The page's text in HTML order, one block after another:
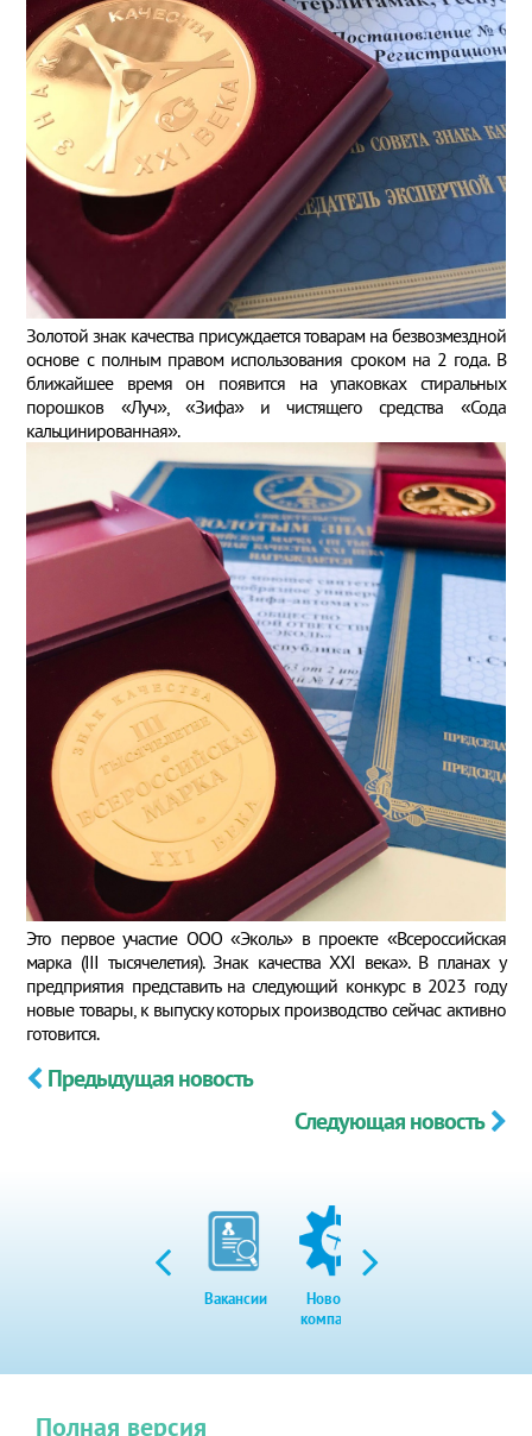
Золотой знак качества присуждается товарам на безвозмездной
основе с полным правом использования сроком на 2 года. В
ближайшее время он появится на упаковках стиральных
порошков «Луч», «Зифа» и чистящего средства «Сода
кальцинированная».
Это первое участие ООО «Эколь» в проекте «Всероссийская
марка (III тысячелетия). Знак качества XXI века». В планах у
предприятия представить на следующий конкурс в 2023 году
новые товары, к выпуску которых производство сейчас активно
готовится.
Предыдущая новость
Следующая новость
Вакансии
Новости
компании
Полная версия